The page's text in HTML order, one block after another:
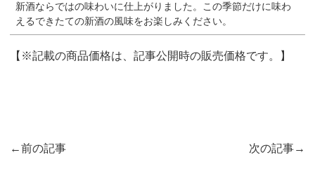
新酒ならではの味わいに仕上がりました。この季節だけに味わ
えるできたての新酒の風味をお楽しみください。
【※記載の商品価格は、記事公開時の販売価格です。】
投前の記事 次の記事